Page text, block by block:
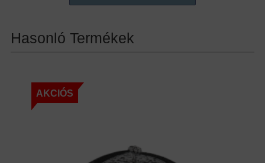
Hasonló Termékek
AKCIÓS